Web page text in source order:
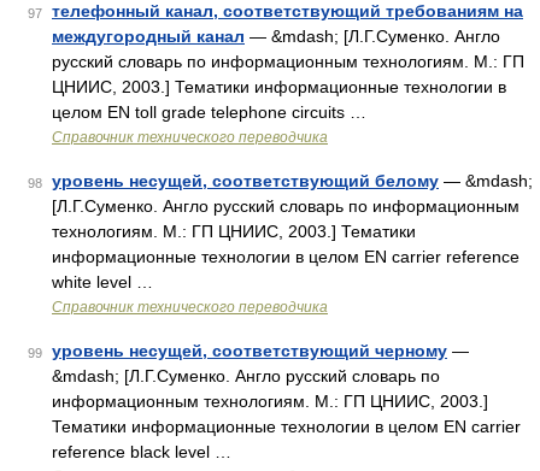
97
телефонный канал, соответствующий требованиям на
междугородный канал — &mdash; [Л.Г.Суменко. Англо
русский словарь по информационным технологиям. М.: ГП
ЦНИИС, 2003.] Тематики информационные технологии в
целом EN toll grade telephone circuits …
Справочник технического переводчика
98 уровень несущей, соответствующий белому — &mdash;
[Л.Г.Суменко. Англо русский словарь по информационным
технологиям. М.: ГП ЦНИИС, 2003.] Тематики
информационные технологии в целом EN carrier reference
white level …
Справочник технического переводчика
99 уровень несущей, соответствующий черному —
&mdash; [Л.Г.Суменко. Англо русский словарь по
информационным технологиям. М.: ГП ЦНИИС, 2003.]
Тематики информационные технологии в целом EN carrier
reference black level …